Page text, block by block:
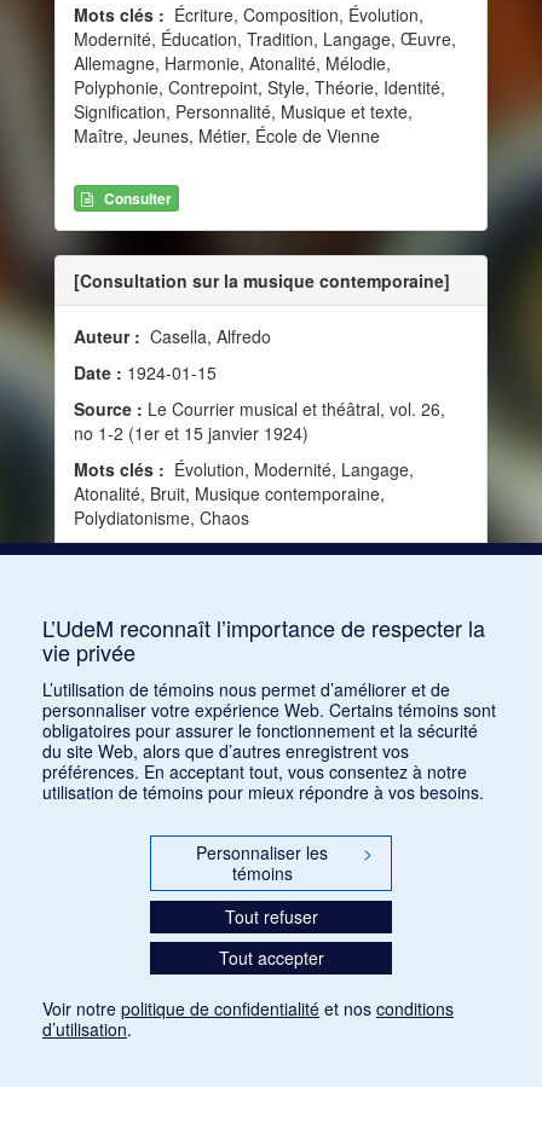
Mots clés : Écriture, Composition, Évolution,
Modernité, Éducation, Tradition, Langage, Œuvre,
Allemagne, Harmonie, Atonalité, Mélodie,
Polyphonie, Contrepoint, Style, Théorie, Identité,
Signification, Personnalité, Musique et texte,
Maître, Jeunes, Métier, École de Vienne
Consulter
[Consultation sur la musique contemporaine]
Auteur : Casella, Alfredo
Date : 1924-01-15
Source : Le Courrier musical et théâtral, vol. 26,
no 1-2 (1er et 15 janvier 1924)
Mots clés : Évolution, Modernité, Langage,
Atonalité, Bruit, Musique contemporaine,
Polydiatonisme, Chaos
1 2 3 4 5 6
L’UdeM reconnaît l’importance de respecter la
vie privée
L’utilisation de témoins nous permet d’améliorer et de
personnaliser votre expérience Web. Certains témoins sont
obligatoires pour assurer le fonctionnement et la sécurité
du site Web, alors que d’autres enregistrent vos
préférences. En acceptant tout, vous consentez à notre
utilisation de témoins pour mieux répondre à vos besoins.
Personnaliser les
témoins
>
Tout refuser
Tout accepter
Voir notre politique de confidentialité et nos conditions
d’utilisation.